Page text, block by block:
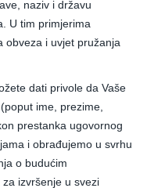
naziv i državu
U tim primjerima
obveza i uvjet pružanja
dati privole da Vaše
ime, prezime,
prestanka ugovornog
i obrađujemo u svrhu
o budućim
izvršenje u svezi